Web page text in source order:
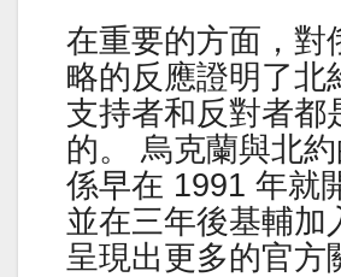
在重要的方面，對
略的反應證明了北
支持者和反對者都
的。 烏克蘭與北
係早在 1991 年就
並在三年後基輔加
呈現出更多的官方